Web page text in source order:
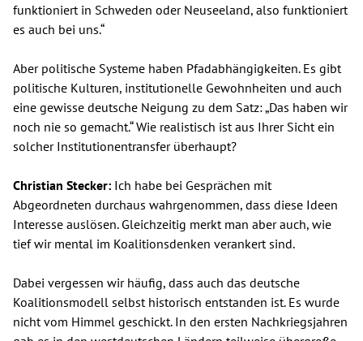
funktioniert in Schweden oder Neuseeland, also funktioniert
es auch bei uns.“
Aber politische Systeme haben Pfadabhängigkeiten. Es gibt
politische Kulturen, institutionelle Gewohnheiten und auch
eine gewisse deutsche Neigung zu dem Satz: „Das haben wir
noch nie so gemacht.“ Wie realistisch ist aus Ihrer Sicht ein
solcher Institutionentransfer überhaupt?
Christian Stecker: Ich habe bei Gesprächen mit
Abgeordneten durchaus wahrgenommen, dass diese Ideen
Interesse auslösen. Gleichzeitig merkt man aber auch, wie
tief wir mental im Koalitionsdenken verankert sind.
Dabei vergessen wir häufig, dass auch das deutsche
Koalitionsmodell selbst historisch entstanden ist. Es wurde
nicht vom Himmel geschickt. In den ersten Nachkriegsjahren